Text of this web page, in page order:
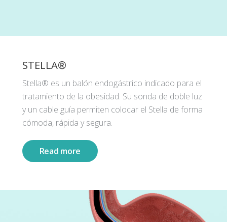
STELLA®
Stella® es un balón endogástrico indicado para el
tratamiento de la obesidad. Su sonda de doble luz
y un cable guía permiten colocar el Stella de forma
cómoda, rápida y segura.
Read more